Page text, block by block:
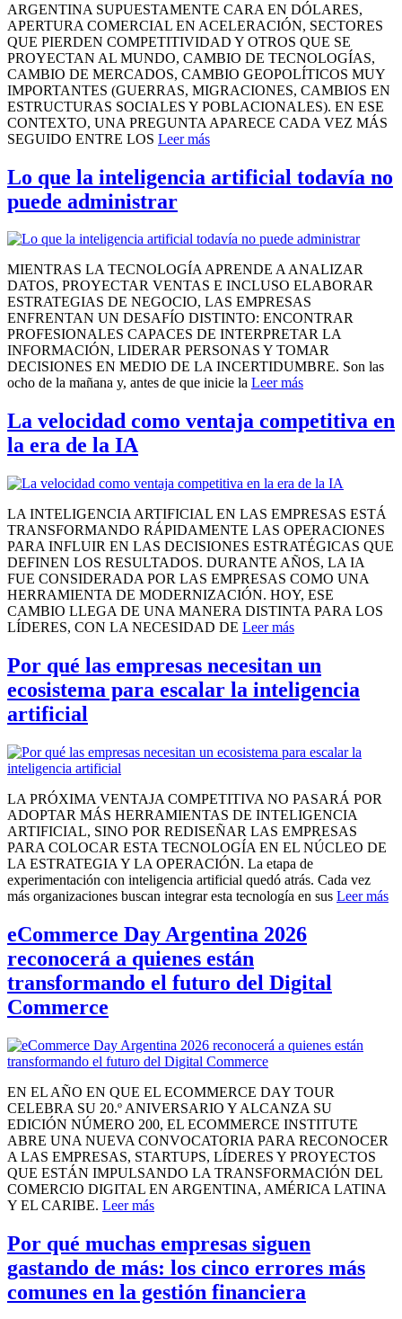
ARGENTINA SUPUESTAMENTE CARA EN DÓLARES,
APERTURA COMERCIAL EN ACELERACIÓN, SECTORES
QUE PIERDEN COMPETITIVIDAD Y OTROS QUE SE
PROYECTAN AL MUNDO, CAMBIO DE TECNOLOGÍAS,
CAMBIO DE MERCADOS, CAMBIO GEOPOLÍTICOS MUY
IMPORTANTES (GUERRAS, MIGRACIONES, CAMBIOS EN
ESTRUCTURAS SOCIALES Y POBLACIONALES). EN ESE
CONTEXTO, UNA PREGUNTA APARECE CADA VEZ MÁS
SEGUIDO ENTRE LOS Leer más
Lo que la inteligencia artificial todavía no
puede administrar
MIENTRAS LA TECNOLOGÍA APRENDE A ANALIZAR
DATOS, PROYECTAR VENTAS E INCLUSO ELABORAR
ESTRATEGIAS DE NEGOCIO, LAS EMPRESAS
ENFRENTAN UN DESAFÍO DISTINTO: ENCONTRAR
PROFESIONALES CAPACES DE INTERPRETAR LA
INFORMACIÓN, LIDERAR PERSONAS Y TOMAR
DECISIONES EN MEDIO DE LA INCERTIDUMBRE. Son las
ocho de la mañana y, antes de que inicie la Leer más
La velocidad como ventaja competitiva en
la era de la IA
LA INTELIGENCIA ARTIFICIAL EN LAS EMPRESAS ESTÁ
TRANSFORMANDO RÁPIDAMENTE LAS OPERACIONES
PARA INFLUIR EN LAS DECISIONES ESTRATÉGICAS QUE
DEFINEN LOS RESULTADOS. DURANTE AÑOS, LA IA
FUE CONSIDERADA POR LAS EMPRESAS COMO UNA
HERRAMIENTA DE MODERNIZACIÓN. HOY, ESE
CAMBIO LLEGA DE UNA MANERA DISTINTA PARA LOS
LÍDERES, CON LA NECESIDAD DE Leer más
Por qué las empresas necesitan un
ecosistema para escalar la inteligencia
artificial
LA PRÓXIMA VENTAJA COMPETITIVA NO PASARÁ POR
ADOPTAR MÁS HERRAMIENTAS DE INTELIGENCIA
ARTIFICIAL, SINO POR REDISEÑAR LAS EMPRESAS
PARA COLOCAR ESTA TECNOLOGÍA EN EL NÚCLEO DE
LA ESTRATEGIA Y LA OPERACIÓN. La etapa de
experimentación con inteligencia artificial quedó atrás. Cada vez
más organizaciones buscan integrar esta tecnología en sus Leer más
eCommerce Day Argentina 2026
reconocerá a quienes están
transformando el futuro del Digital
Commerce
EN EL AÑO EN QUE EL ECOMMERCE DAY TOUR
CELEBRA SU 20.º ANIVERSARIO Y ALCANZA SU
EDICIÓN NÚMERO 200, EL ECOMMERCE INSTITUTE
ABRE UNA NUEVA CONVOCATORIA PARA RECONOCER
A LAS EMPRESAS, STARTUPS, LÍDERES Y PROYECTOS
QUE ESTÁN IMPULSANDO LA TRANSFORMACIÓN DEL
COMERCIO DIGITAL EN ARGENTINA, AMÉRICA LATINA
Y EL CARIBE. Leer más
Por qué muchas empresas siguen
gastando de más: los cinco errores más
comunes en la gestión financiera